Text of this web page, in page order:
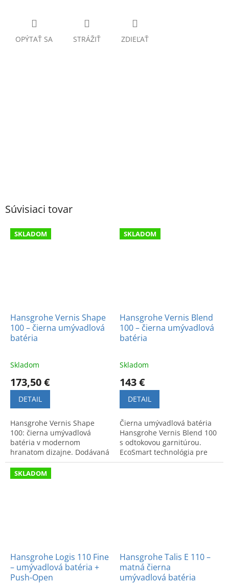
OPÝTAŤ SA STRÁŽIŤ ZDIEĽAŤ
Súvisiaci tovar
SKLADOM
Hansgrohe Vernis Shape
100 – čierna umývadlová
batéria
Skladom
173,50 €
DETAIL
Hansgrohe Vernis Shape
100: čierna umývadlová
batéria v modernom
hranatom dizajne. Dodávaná
s praktickou odtokovou
garnitúrou. Kvalitné
spracovanie svetoznámej
SKLADOM
Hansgrohe Vernis Blend
100 – čierna umývadlová
batéria
Skladom
143 €
DETAIL
Čierna umývadlová batéria
Hansgrohe Vernis Blend 100
s odtokovou garnitúrou.
EcoSmart technológia pre
úsporu vody. Kód produktu:
SKLADOM
Hansgrohe Logis 110 Fine
– umývadlová batéria +
Push-Open
Hansgrohe Talis E 110 –
matná čierna
umývadlová batéria